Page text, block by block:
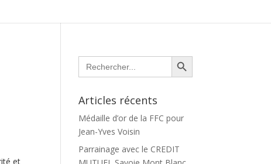
et
Search
for:
Search Button
Articles récents
Médaille d’or de la FFC pour
Jean-Yves Voisin
Parrainage avec le CREDIT